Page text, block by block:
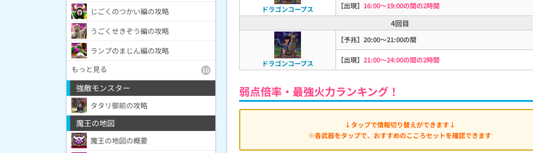
ドラゴンコープス 【出現】 16:00～19:00の間の2時間
4回目
ドラゴンコープス
【予兆】20:00～21:00の間
【出現】 21:00～24:00の間の2時間
弱点倍率・最強火力ランキング！
↓タップで情報切り替えができます↓
※各武器をタップで、おすすめのこころセットを確認できます
じごくのつかい編の攻略
うごくせきぞう編の攻略
ランプのまじん編の攻略
もっと見る
10
強敵モンスター
タタリ御前の攻略
魔王の地図
魔王の地図の概要